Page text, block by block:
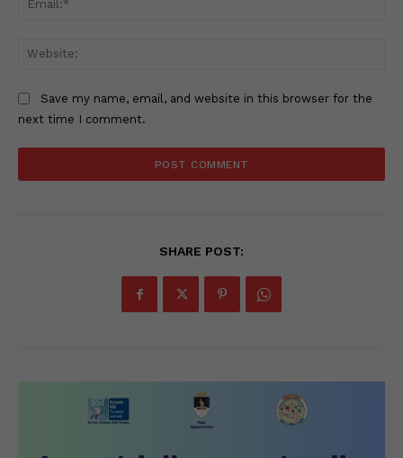
Save my name, email, and website in this browser for the
next time I comment.
SHARE POST: